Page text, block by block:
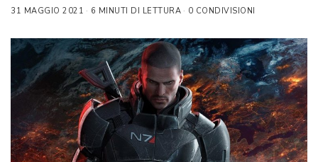
31 MAGGIO 2021 6 MINUTI DI LETTURA 0 CONDIVISIONI